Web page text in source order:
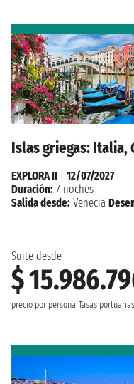
Islas griegas: Italia,
Suite desde
$
precio por persona Tasas portuarias
EXPLORA II
12/07/2027
Duración: 7 noches
Salida desde: Venecia